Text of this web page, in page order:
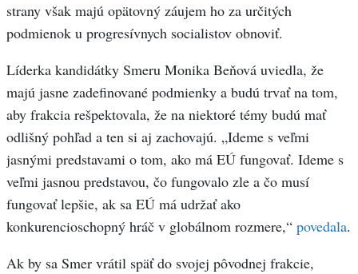
strany však majú opätovný záujem ho za určitých
podmienok u progresívnych socialistov obnoviť.
Líderka kandidátky Smeru Monika Beňová uviedla, že
majú jasne zadefinované podmienky a budú trvať na tom,
aby frakcia rešpektovala, že na niektoré témy budú mať
odlišný pohľad a ten si aj zachovajú. „Ideme s veľmi
jasnými predstavami o tom, ako má EÚ fungovať. Ideme s
veľmi jasnou predstavou, čo fungovalo zle a čo musí
fungovať lepšie, ak sa EÚ má udržať ako
konkurencioschopný hráč v globálnom rozmere,“ povedala.
Ak by sa Smer vrátil späť do svojej pôvodnej frakcie,